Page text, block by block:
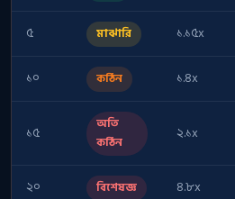
৫ মাঝারি ১.১৫x
১০ কঠিন ১.৪x
১৫
অতি
কঠিন
২.১x
২০ বিশেষজ্ঞ ৪.৮x